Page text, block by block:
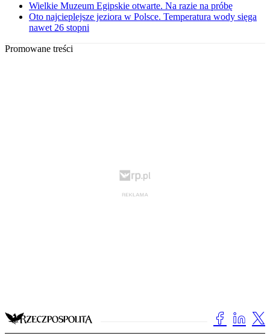
Wielkie Muzeum Egipskie otwarte. Na razie na próbę
Oto najcieplejsze jeziora w Polsce. Temperatura wody sięga
nawet 26 stopni
Promowane treści